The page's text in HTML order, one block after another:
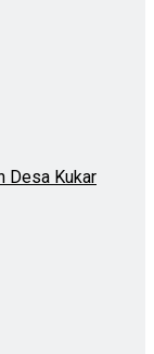
Desa Kukar